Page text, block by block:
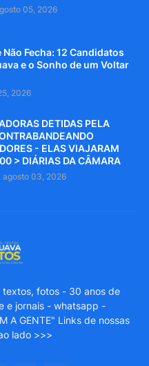
05, 2026
Não Fecha: 12 Candidatos
e o Sonho de um Voltar
2026
DETIDAS PELA
- ELAS VIAJARAM
> DIÁRIAS DA CÂMARA
agosto 03, 2026
textos, fotos - 30 anos de
e jornais - whatsapp -
A GENTE" Links de nossas
lado >>>